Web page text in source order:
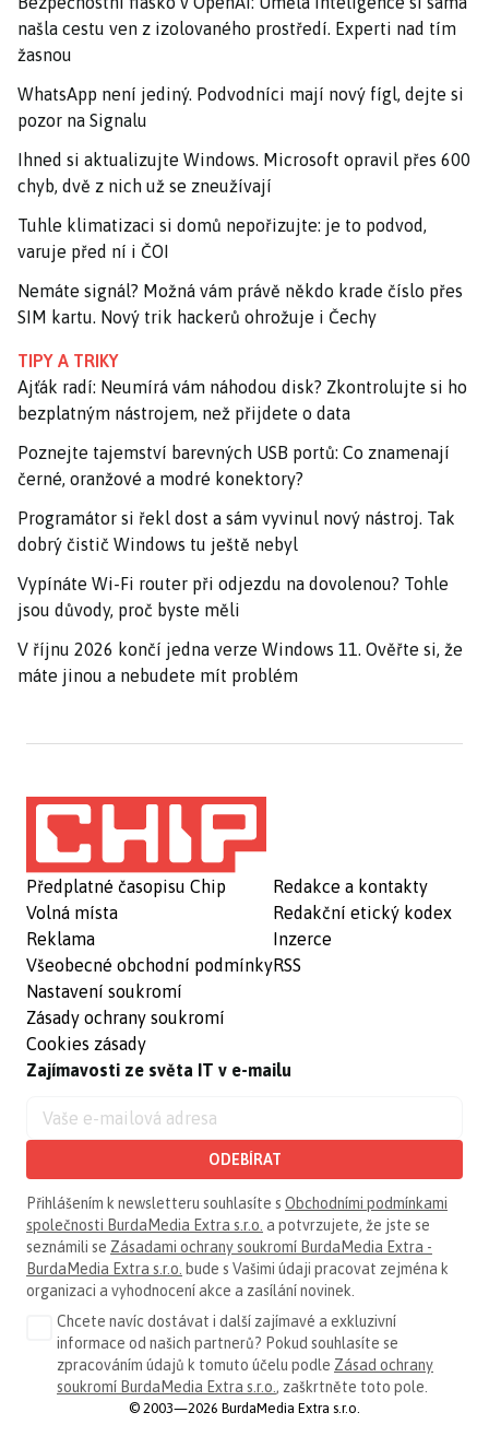
našla cestu ven z izolovaného prostředí. Experti nad tím
žasnou
WhatsApp není jediný. Podvodníci mají nový fígl, dejte si
pozor na Signalu
Ihned si aktualizujte Windows. Microsoft opravil přes 600
chyb, dvě z nich už se zneužívají
Tuhle klimatizaci si domů nepořizujte: je to podvod,
varuje před ní i ČOI
Nemáte signál? Možná vám právě někdo krade číslo přes
SIM kartu. Nový trik hackerů ohrožuje i Čechy
TIPY A TRIKY
Ajťák radí: Neumírá vám náhodou disk? Zkontrolujte si ho
bezplatným nástrojem, než přijdete o data
Poznejte tajemství barevných USB portů: Co znamenají
černé, oranžové a modré konektory?
Programátor si řekl dost a sám vyvinul nový nástroj. Tak
dobrý čistič Windows tu ještě nebyl
Vypínáte Wi-Fi router při odjezdu na dovolenou? Tohle
jsou důvody, proč byste měli
V říjnu 2026 končí jedna verze Windows 11. Ověřte si, že
máte jinou a nebudete mít problém
Předplatné časopisu Chip
Volná místa
Reklama
Všeobecné obchodní podmínky
Nastavení soukromí
Zásady ochrany soukromí
Cookies zásady
Redakce a kontakty
Redakční etický kodex
Inzerce
RSS
Zajímavosti ze světa IT v e-mailu
ODEBÍRAT
Přihlášením k newsletteru souhlasíte s Obchodními podmínkami
společnosti BurdaMedia Extra s.r.o. a potvrzujete, že jste se
seznámili se Zásadami ochrany soukromí BurdaMedia Extra -
BurdaMedia Extra s.r.o. bude s Vašimi údaji pracovat zejména k
organizaci a vyhodnocení akce a zasílání novinek.
Chcete navíc dostávat i další zajímavé a exkluzivní
informace od našich partnerů? Pokud souhlasíte se
zpracováním údajů k tomuto účelu podle Zásad ochrany
soukromí BurdaMedia Extra s.r.o. , zaškrtněte toto pole.
© 2003—2026 BurdaMedia Extra s.r.o.